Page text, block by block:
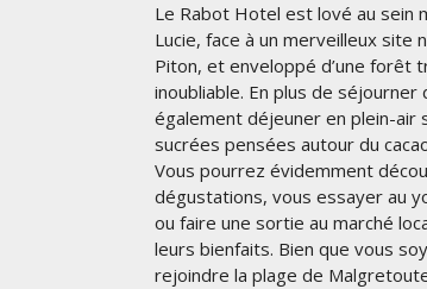
Le Rabot Hotel est lové au sein
Lucie, face à un merveilleux site
Piton, et enveloppé d’une forêt
inoubliable. En plus de
également déjeuner en plein-air
sucrées pensées autour du
Vous pourrez évidemment
dégustations, vous essayer au
ou faire une sortie au marché
leurs bienfaits. Bien que vous
rejoindre la plage de